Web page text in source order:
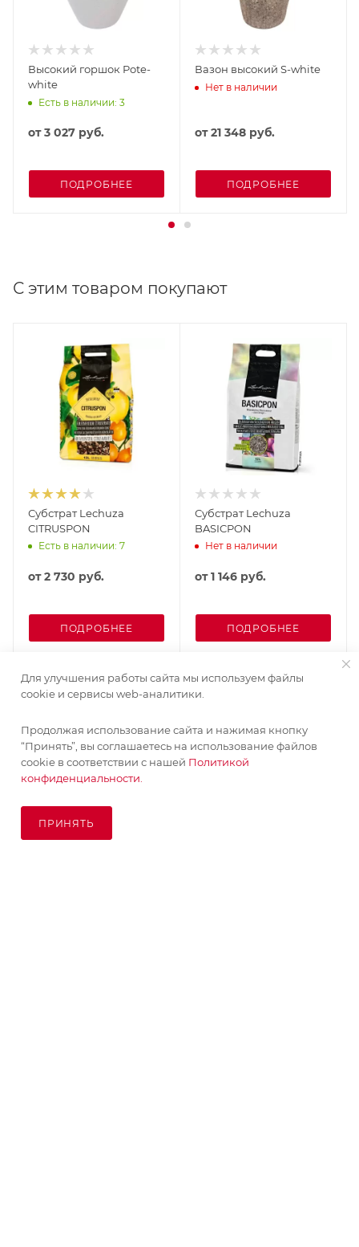
Высокий горшок Pote-
white
Есть в наличии: 3
от3 027 руб.
ПОДРОБНЕЕ
Вазон высокий S-white
Нет в наличии
от21 348 руб.
ПОДРОБНЕЕ
С этим товаром покупают
Субстрат Lechuza
CITRUSPON
Есть в наличии: 7
от2 730 руб.
ПОДРОБНЕЕ
Субстрат Lechuza
BASICPON
Нет в наличии
от1 146 руб.
ПОДРОБНЕЕ
Для улучшения работы сайта мы используем файлы
cookie и сервисы web-аналитики.
Продолжая использование сайта и нажимая кнопку
“Принять”, вы соглашаетесь на использование файлов
cookie в соответствии с нашей Политикой
конфиденциальности.
ПРИНЯТЬ